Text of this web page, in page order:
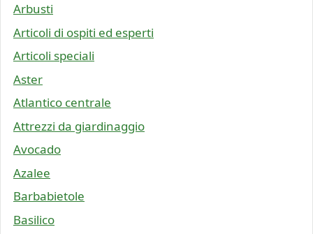
Arbusti
Articoli di ospiti ed esperti
Articoli speciali
Aster
Atlantico centrale
Attrezzi da giardinaggio
Avocado
Azalee
Barbabietole
Basilico